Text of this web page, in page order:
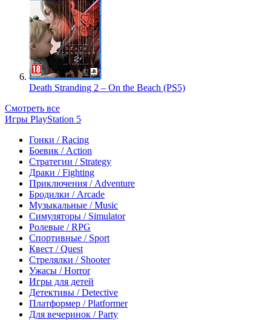
Death Stranding 2 – On the Beach (PS5)
Смотреть все
Игры PlayStation 5
Гонки / Racing
Боевик / Action
Стратегии / Strategy
Драки / Fighting
Приключения / Adventure
Бродилки / Arcade
Музыкальные / Music
Симуляторы / Simulator
Ролевые / RPG
Спортивные / Sport
Квест / Quest
Стрелялки / Shooter
Ужасы / Horror
Игры для детей
Детективы / Detective
Платформер / Platformer
Для вечеринок / Party